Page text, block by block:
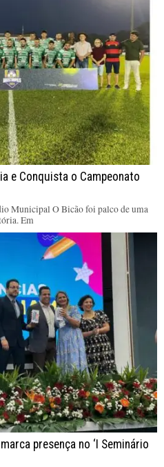
e Conquista o Campeonato
Municipal O Bicão foi palco de uma
Em
presença no ‘I Seminário